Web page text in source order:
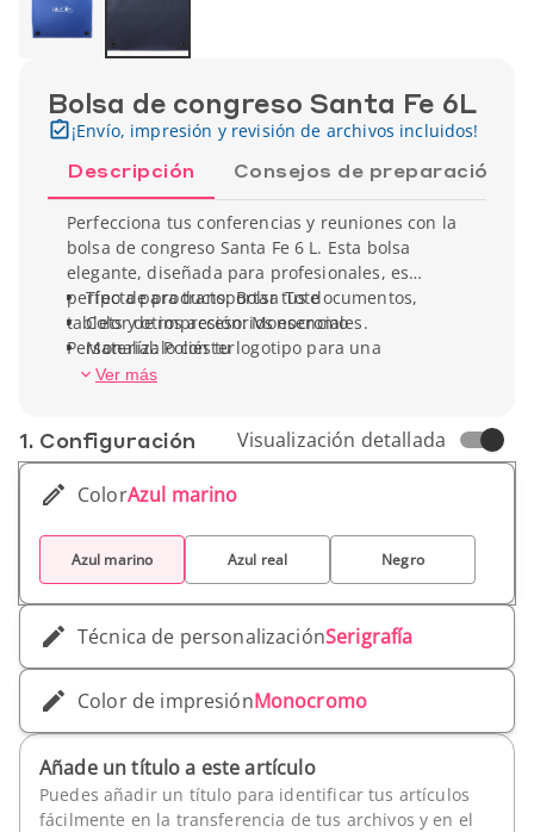
Bolsa de congreso Santa Fe 6L
¡Envío, impresión y revisión de archivos incluidos!
Descripción Consejos de preparación
Perfecciona tus conferencias y reuniones con la
bolsa de congreso Santa Fe 6 L. Esta bolsa
elegante, diseñada para profesionales, es
perfecta para transportar tus documentos,
tablets y otros accesorios esenciales.
Personalízalo con tu logotipo para una
visibilidad máxima en tus eventos. Su diseño
garantizando una buena organización.
Tipo de producto: Bolsa Tote
Color de impresión: Monocromo
Material: Poliéster
Ancho: 7 cm
Ver más
1. Conf­iguración Visualización detallada
ColorAzul marino
Azul marino Azul real Negro
Técnica de personalizaciónSerigrafía
Color de impresiónMonocromo
Añade un título a este artículo
Puedes añadir un título para identificar tus artículos
fácilmente en la transferencia de tus archivos y en el